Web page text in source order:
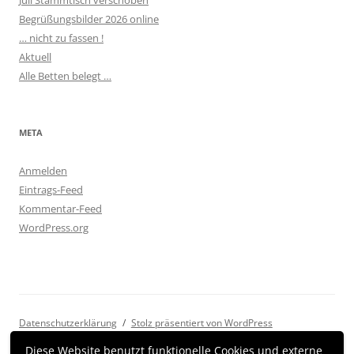
Diese Website benutzt funktionelle Cookies und externe
Begrüßungsbilder 2026 online
… nicht zu fassen !
Aktuell
Alle Betten belegt …
META
Anmelden
Eintrags-Feed
Kommentar-Feed
WordPress.org
Datenschutzerklärung Stolz präsentiert von WordPress